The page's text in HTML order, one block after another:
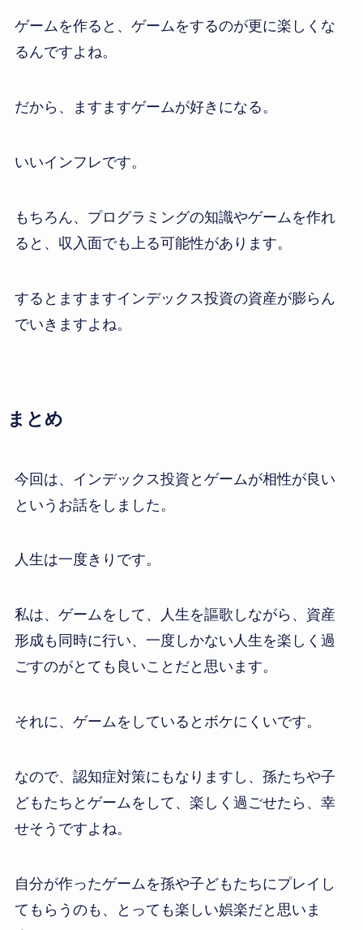
ゲームを作ると、ゲームをするのが更に楽しくな
るんですよね。
だから、ますますゲームが好きになる。
いいインフレです。
もちろん、プログラミングの知識やゲームを作れ
ると、収入面でも上る可能性があります。
するとますますインデックス投資の資産が膨らん
でいきますよね。
まとめ
今回は、インデックス投資とゲームが相性が良い
というお話をしました。
人生は一度きりです。
私は、ゲームをして、人生を謳歌しながら、資産
形成も同時に行い、一度しかない人生を楽しく過
ごすのがとても良いことだと思います。
それに、ゲームをしているとボケにくいです。
なので、認知症対策にもなりますし、孫たちや子
どもたちとゲームをして、楽しく過ごせたら、幸
せそうですよね。
自分が作ったゲームを孫や子どもたちにプレイし
てもらうのも、とっても楽しい娯楽だと思いま